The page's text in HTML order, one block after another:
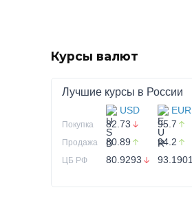
Курсы валют
Лучшие курсы в России
USD EUR
Покупка 82.73 95.7
Продажа 80.89 94.2
ЦБ РФ 80.9293 93.1901